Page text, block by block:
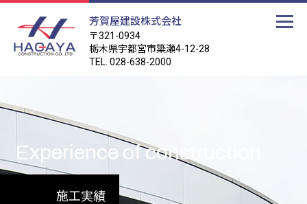
芳賀屋建設株式会社
〒321-0934
栃木県宇都宮市簗瀬4-12-28
TEL. 028-638-2000
Experience of construction
施工実績